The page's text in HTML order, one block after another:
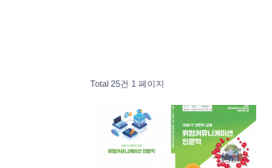
Total 25건 1 페이지